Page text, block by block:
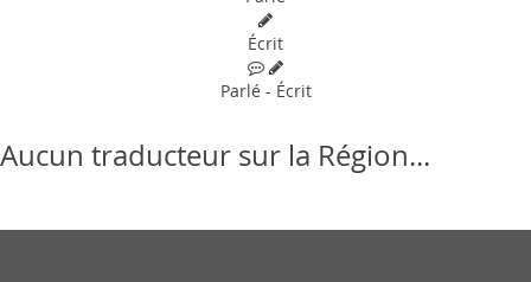
Écrit
Parlé - Écrit
Aucun traducteur sur la Région...